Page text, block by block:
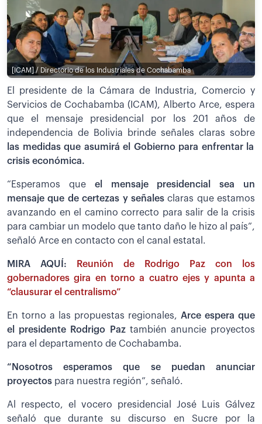
[ICAM] / Directorio de los Industriales de Cochabamba
El presidente de la Cámara de Industria, Comercio y
Servicios de Cochabamba (ICAM), Alberto Arce, espera
que el mensaje presidencial por los 201 años de
independencia de Bolivia brinde señales claras sobre
las medidas que asumirá el Gobierno para enfrentar la
crisis económica.
“Esperamos queel mensaje presidencial sea un
mensaje que de certezas y señalesclaras que estamos
avanzando en el camino correcto para salir de la crisis
para cambiar un modelo que tanto daño le hizo al país”,
señaló Arce en contacto con el canal estatal.
MIRA AQUÍ:
Reunión de Rodrigo Paz con los
gobernadores gira en torno a cuatro ejes y apunta a
“clausurar el centralismo”
En torno a las propuestas regionales, Arce espera que
el presidente Rodrigo Paz también anuncie proyectos
para el departamento de Cochabamba.
“Nosotros esperamos que se puedan anunciar
proyectos para nuestra región”, señaló.
Al respecto, el vocero presidencial José Luis Gálvez
señaló que durante su discurso en Sucre por la